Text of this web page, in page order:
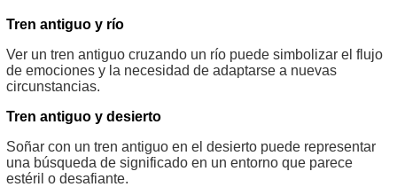
Tren antiguo y río
Ver un tren antiguo cruzando un río puede simbolizar el flujo
de emociones y la necesidad de adaptarse a nuevas
circunstancias.
Tren antiguo y desierto
Soñar con un tren antiguo en el desierto puede representar
una búsqueda de significado en un entorno que parece
estéril o desafiante.